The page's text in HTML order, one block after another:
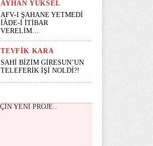
AYHAN YÜKSEL
AFV-I ŞAHANE YETMEDİ
İÂDE-İ İTİBAR
VERELİM…
TEVFIK KARA
SAHİ BİZİM GİRESUN’UN
TELEFERİK İŞİ NOLDİ?!